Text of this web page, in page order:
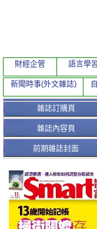
雜誌訂購頁
雜誌內容頁
前期雜誌封面
財經企管 語言學
新聞時事(外文雜誌)